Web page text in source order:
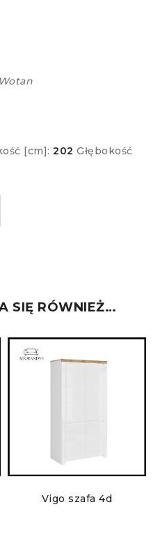
[cm]: 202 Głębokość
SIĘ RÓWNIEŻ…
Vigo szafa 4d